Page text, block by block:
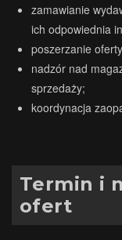
zamawianie
ich odpowiednia
poszerzanie
nadzór nad
sprzedaży;
koordynacja
Termin i
ofert